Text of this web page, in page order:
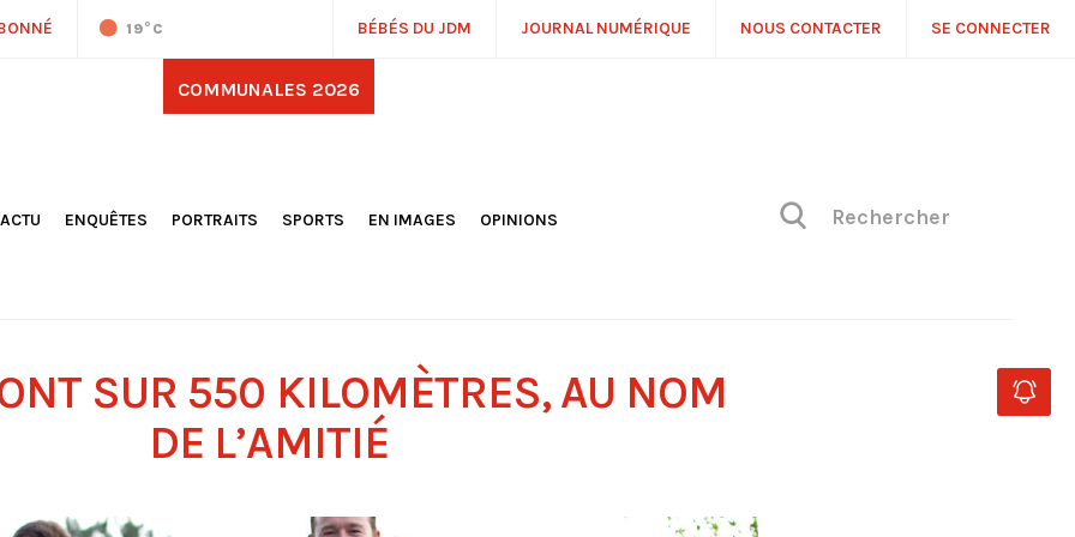
19°C BÉBÉS DU JDM JOURNAL NUMÉRIQUE NOUS CONTACTER SE CONNECTER
COMMUNALES 2026
ENQUÊTES PORTRAITS
SPORTS
EN IMAGES
OPINIONS
SUR 550 KILOMÈTRES, AU NOM
DE L’AMITIÉ